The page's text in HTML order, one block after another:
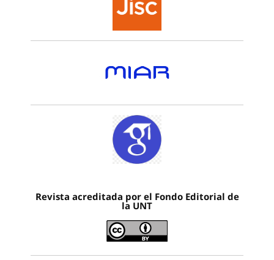
Revista acreditada por el Fondo Editorial de
la UNT